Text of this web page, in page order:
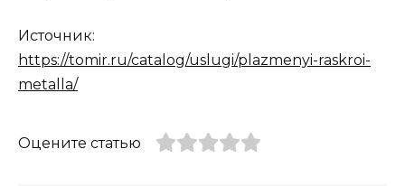
Источник:
https://tomir.ru/catalog/uslugi/plazmenyi-raskroi-
metalla/
Оцените статью